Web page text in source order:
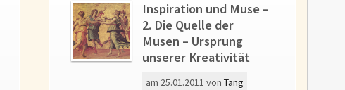
Inspiration und Muse –
2. Die Quelle der
Musen – Ursprung
unserer Kreativität
am 25.01.2011 vonTang